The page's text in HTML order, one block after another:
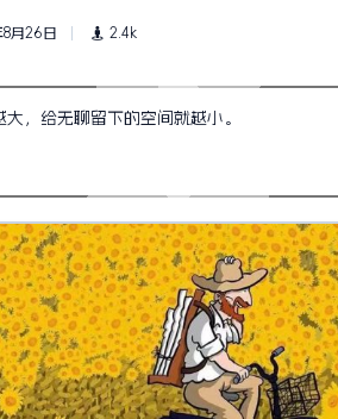
月26日 2.4k
，给无聊留下的空间就越小。